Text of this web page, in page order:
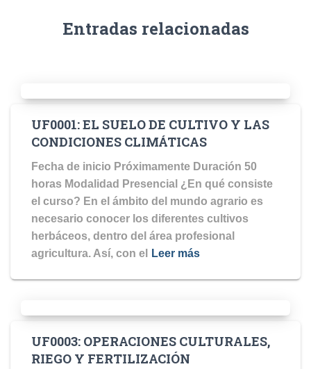
Entradas relacionadas
UF0001: EL SUELO DE CULTIVO Y LAS
CONDICIONES CLIMÁTICAS
Fecha de inicio Próximamente Duración 50
horas Modalidad Presencial ¿En qué consiste
el curso? En el ámbito del mundo agrario es
necesario conocer los diferentes cultivos
herbáceos, dentro del área profesional
agricultura. Así, con el
Leer más
UF0003: OPERACIONES CULTURALES,
RIEGO Y FERTILIZACIÓN